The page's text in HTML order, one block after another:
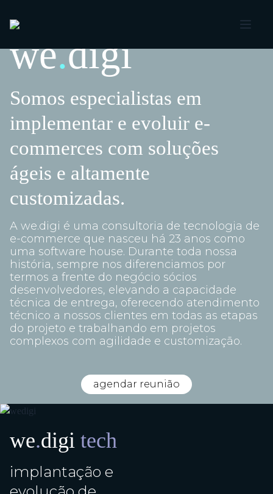
we.digi
Somos especialistas em
implementar e evoluir e-
commerces com soluções
ágeis e altamente
customizadas.
A we.digi é uma consultoria de tecnologia de
e-commerce que nasceu há 23 anos como
uma software house. Durante toda nossa
história, sempre nos diferenciamos por
termos a frente do negócio sócios
desenvolvedores, elevando a capacidade
técnica de entrega, oferecendo atendimento
técnico a nossos clientes em todas as etapas
do projeto e trabalhando em projetos
complexos com agilidade e customização.
agendar reunião
we.digi tech
implantação e